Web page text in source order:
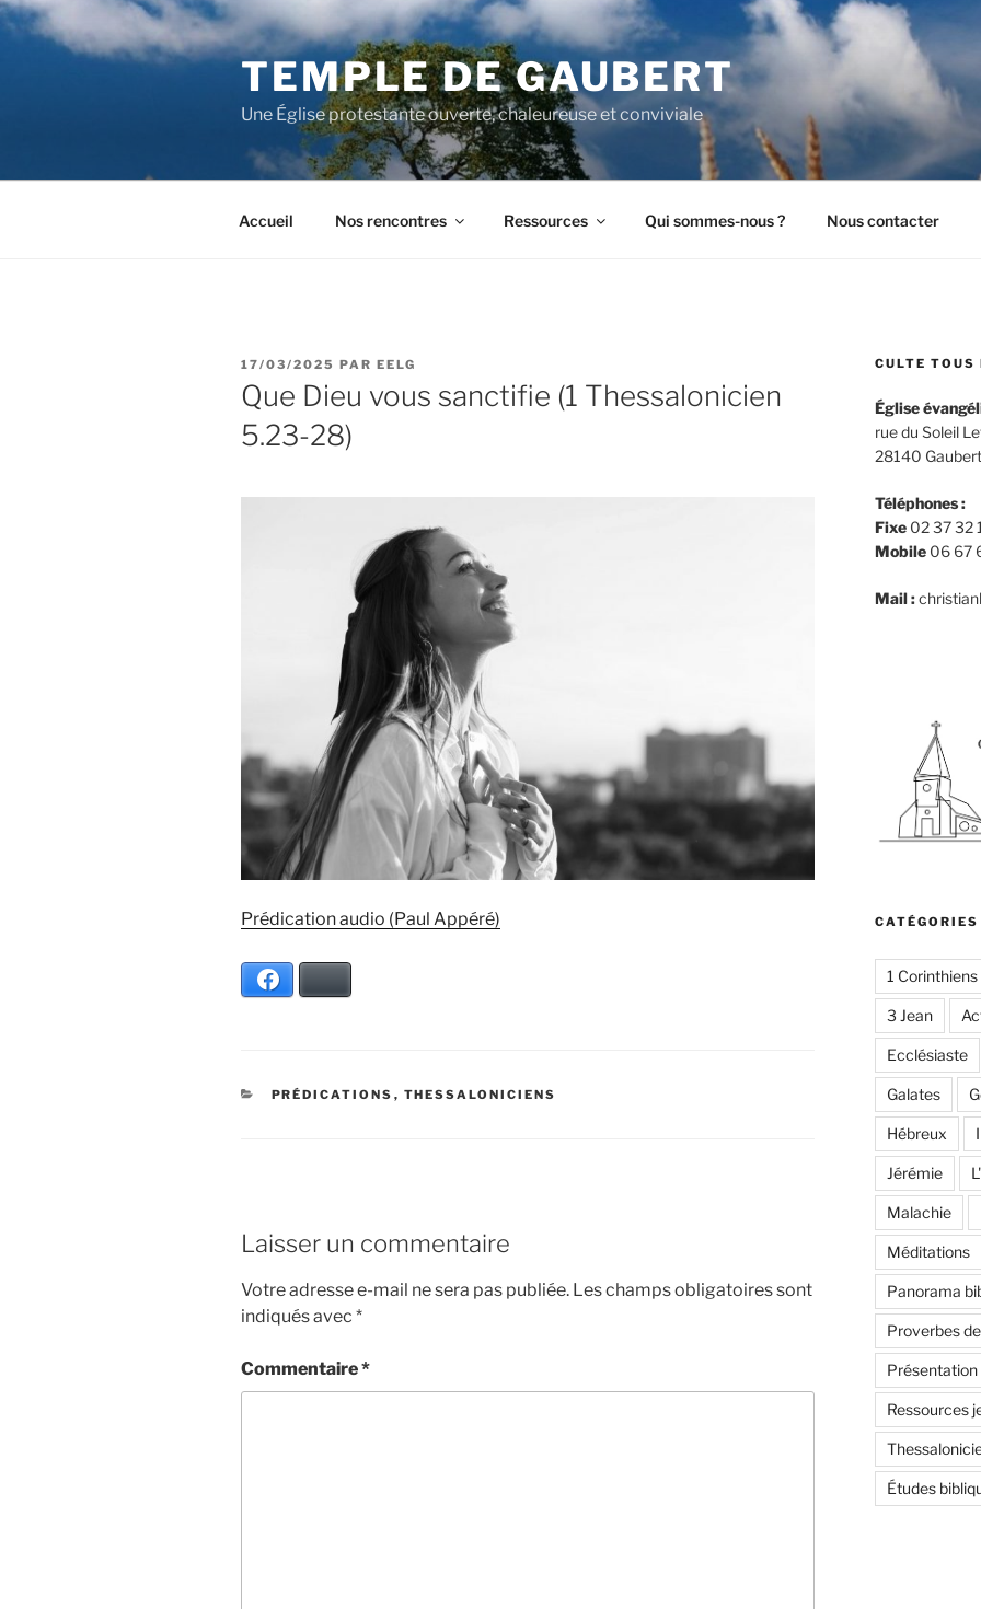
Aller
au
TEMPLE DE GAUBERT
Une Église protestante ouverte, chaleureuse et conviviale
Accueil Nos rencontres Ressources Qui sommes-nous ? Nous contacter
PUBLIÉ
LE
17/03/2025 PAR EELG
Que Dieu vous sanctifie (1 Thessalonicien
5.23-28)
Prédication audio (Paul Appéré)
CATÉGORIES
PRÉDICATIONS , THESSALONICIENS
Laisser un commentaire
Votre adresse e-mail ne sera pas publiée. Les champs obligatoires sont
indiqués avec *
Commentaire*
CULTE
Église
rue du Soleil
28140
Téléphones :
Fixe02 37 32
Mobile06 67
Mail :
CATÉGORIES
1 Corinthiens
3 Jean
Ecclésiaste
Galates
Hébreux
Jérémie
Malachie
Méditations
Panorama
Proverbes
Présentation
Ressources
Études